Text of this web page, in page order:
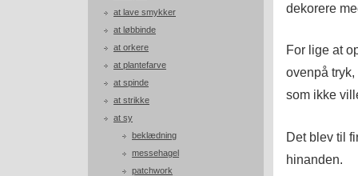
at lave smykker
at løbbinde
at orkere
at plantefarve
at spinde
at strikke
at sy
beklædning
messehagel
patchwork
dekorere
For lige at
ovenpå
som ikke
Det blev til
hinanden.